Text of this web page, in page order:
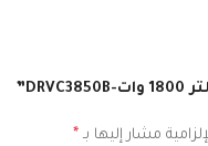
مشار إليها بـ *